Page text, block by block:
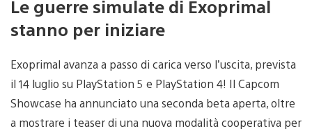
Le guerre simulate di Exoprimal
stanno per iniziare
Exoprimal avanza a passo di carica verso l’uscita, prevista
il 14 luglio su PlayStation 5 e PlayStation 4! Il Capcom
Showcase ha annunciato una seconda beta aperta, oltre
a mostrare i teaser di una nuova modalità cooperativa per